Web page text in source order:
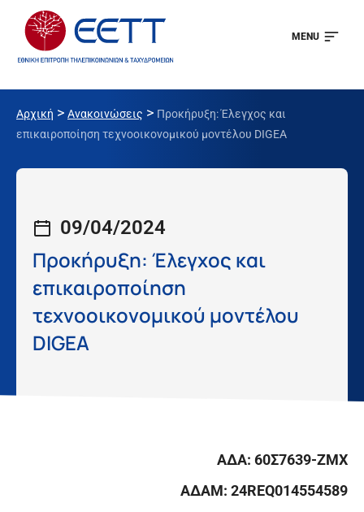
MENU
Αρχική > Ανακοινώσεις > Προκήρυξη: Έλεγχος και
επικαιροποίηση τεχνοοικονομικού μοντέλου DIGEA
09/04/2024
Προκήρυξη: Έλεγχος και
επικαιροποίηση
τεχνοοικονομικού μοντέλου
DIGEA
ΑΔΑ: 60Σ7639-ΖΜΧ
ΑΔΑΜ: 24REQ014554589